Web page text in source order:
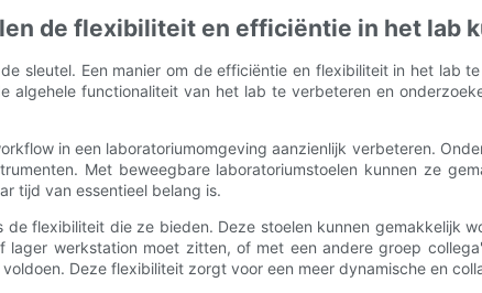
de flexibiliteit en efficiëntie in het lab
sleutel. Een manier om de efficiëntie en flexibiliteit in het lab
algehele functionaliteit van het lab te verbeteren en
in een laboratoriumomgeving aanzienlijk verbeteren.
Met beweegbare laboratoriumstoelen kunnen ze
tijd van essentieel belang is.
de flexibiliteit die ze bieden. Deze stoelen kunnen gemakkelijk
werkstation moet zitten, of met een andere groep
Deze flexibiliteit zorgt voor een meer dynamische en